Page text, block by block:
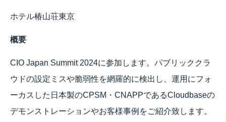
ホテル椿山荘東京
概要
CIO Japan Summit 2024に参加します。パブリッククラ
ウドの設定ミスや脆弱性を網羅的に検出し、運用にフォ
ーカスした日本製のCPSM・CNAPPであるCloudbaseの
デモンストレーションやお客様事例をご紹介致します。